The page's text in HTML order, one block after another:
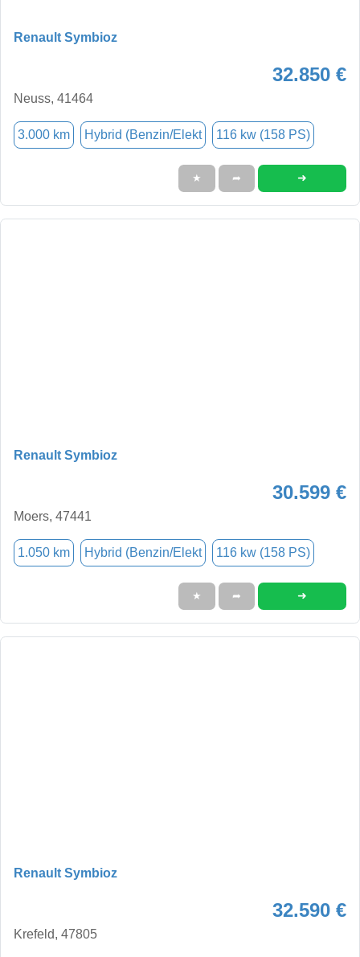
Renault Symbioz
32.850 €
Neuss, 41464
3.000 km Hybrid (Benzin/Elekt 116 kw (158 PS)
★ ➦ ➜
Renault Symbioz
30.599 €
Moers, 47441
1.050 km Hybrid (Benzin/Elekt 116 kw (158 PS)
★ ➦ ➜
Renault Symbioz
32.590 €
Krefeld, 47805